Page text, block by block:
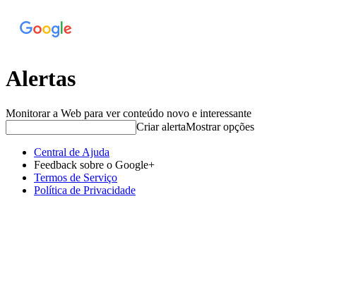
Alertas
Monitorar a Web para ver conteúdo novo e interessante
Criar alertaMostrar opções
Central de Ajuda
Feedback sobre o Google+
Termos de Serviço
Política de Privacidade